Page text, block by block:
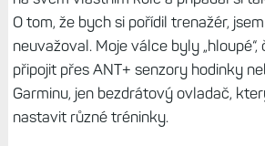
O tom, že bych si pořídil trenažér,
neuvažoval. Moje válce byly
připojit přes ANT+ senzory hodinky
Garminu, jen bezdrátový ovladač,
nastavit různé tréninky.